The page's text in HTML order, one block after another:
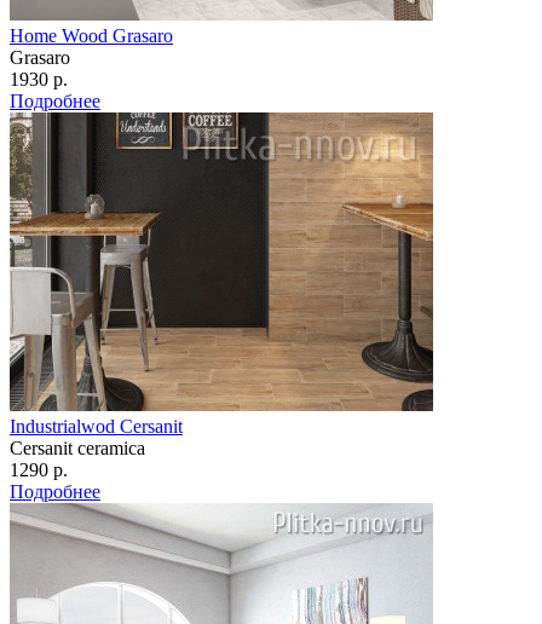
Home Wood Grasaro
Grasaro
1930 р.
Подробнее
Industrialwod Cersanit
Cersanit ceramica
1290 р.
Подробнее